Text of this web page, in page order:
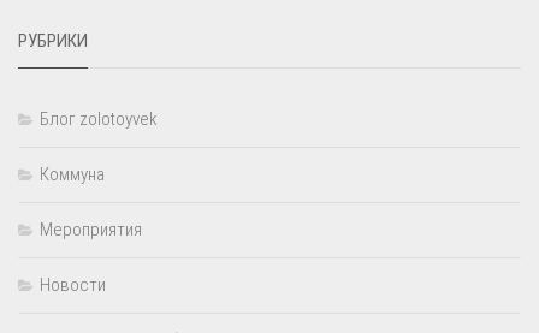
РУБРИКИ
Блог zolotoyvek
Коммуна
Мероприятия
Новости